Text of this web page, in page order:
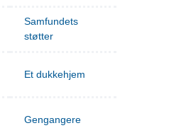
Samfundets
støtter
Et dukkehjem
Gengangere